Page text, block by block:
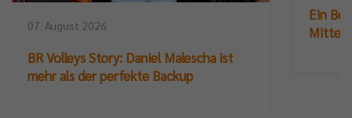
07. August 2026
BR Volleys Story: Daniel Malescha ist
mehr als der perfekte Backup
Ein